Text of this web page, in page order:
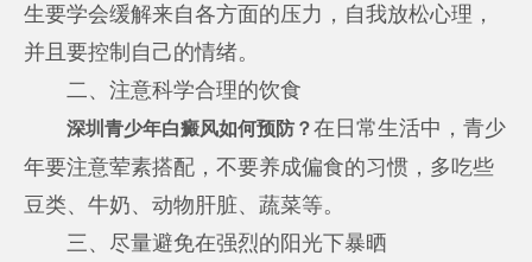
生要学会缓解来自各方面的压力，自我放松心理，
并且要控制自己的情绪。
二、注意科学合理的饮食
深圳青少年白癜风如何预防？在日常生活中，青少
年要注意荤素搭配，不要养成偏食的习惯，多吃些
豆类、牛奶、动物肝脏、蔬菜等。
三、尽量避免在强烈的阳光下暴晒